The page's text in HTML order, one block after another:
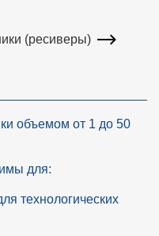
(ресиверы)
объемом от 1 до 50
для:
технологических